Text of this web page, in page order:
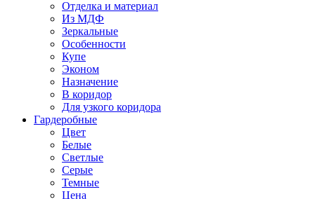
Отделка и материал
Из МДФ
Зеркальные
Особенности
Купе
Эконом
Назначение
В коридор
Для узкого коридора
Гардеробные
Цвет
Белые
Светлые
Серые
Темные
Цена